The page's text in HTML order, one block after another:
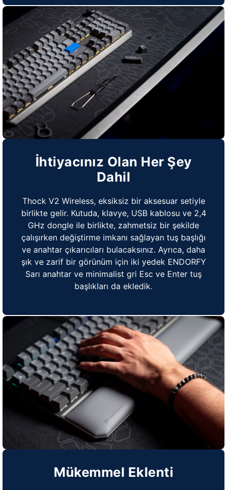
İhtiyacınız Olan Her Şey
Dahil
Thock V2 Wireless, eksiksiz bir aksesuar setiyle
birlikte gelir. Kutuda, klavye, USB kablosu ve 2,4
GHz dongle ile birlikte, zahmetsiz bir şekilde
çalışırken değiştirme imkanı sağlayan tuş başlığı
ve anahtar çıkarıcıları bulacaksınız. Ayrıca, daha
şık ve zarif bir görünüm için iki yedek ENDORFY
Sarı anahtar ve minimalist gri Esc ve Enter tuş
başlıkları da ekledik.
Mükemmel Eklenti